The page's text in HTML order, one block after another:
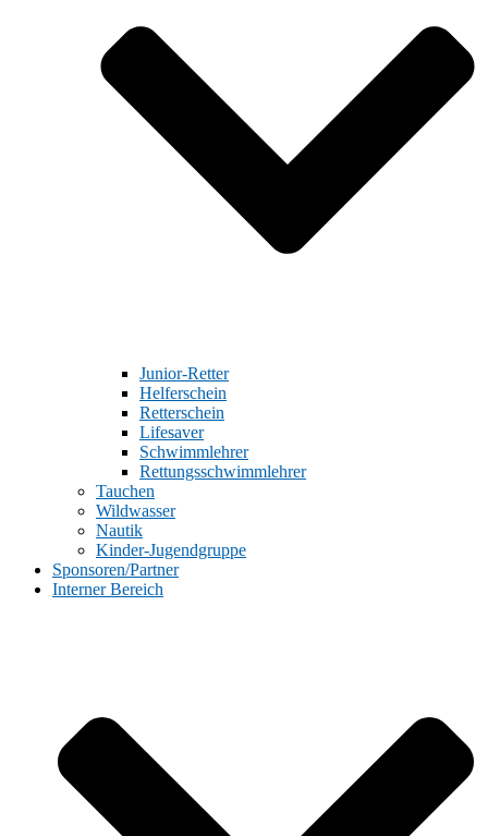
Junior-Retter
Helferschein
Retterschein
Lifesaver
Schwimmlehrer
Rettungsschwimmlehrer
Tauchen
Wildwasser
Nautik
Kinder-Jugendgruppe
Sponsoren/Partner
Interner Bereich